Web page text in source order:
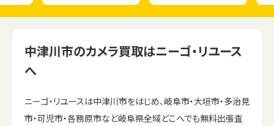
中津川市のカメラ買取はニーゴ・リユース
へ
ニーゴ・リユースは中津川市をはじめ、岐阜市・大垣市・多治見
市・可児市・各務原市など岐阜県全域どこへでも無料出張査